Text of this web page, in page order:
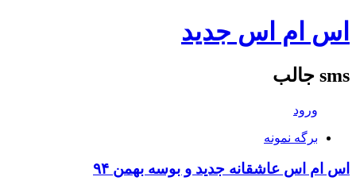
اس ام اس جدید
sms جالب
ورود
برگه نمونه
اس ام اس عاشقانه جدید و بوسه بهمن ۹۴